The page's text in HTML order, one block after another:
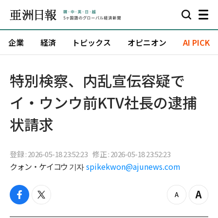
企業 経済 トピックス オピニオン AI PICK
特別検察、内乱宣伝容疑で
イ・ウンウ前KTV社長の逮捕
状請求
登録 : 2026-05-18 23:52:23 修正 : 2026-05-18 23:52:23
クォン・ケイコウ 기자 spikekwon@ajunews.com
f
t
z
Z